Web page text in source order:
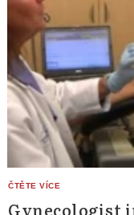
Gynecologist